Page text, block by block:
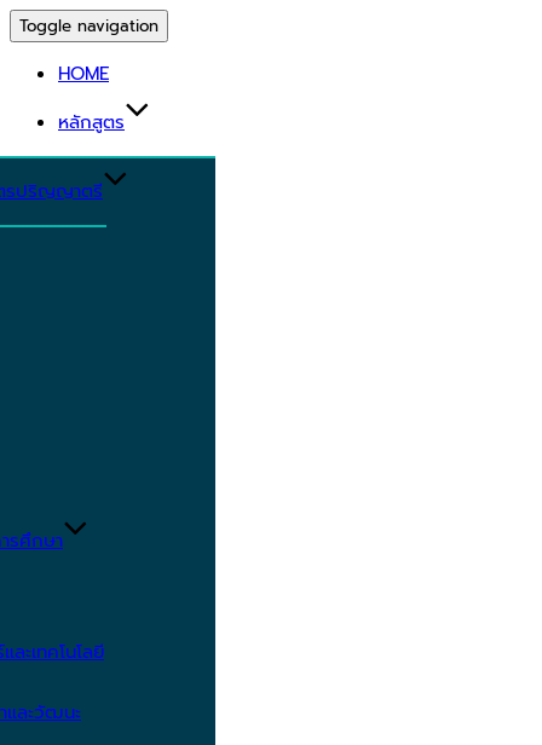
Toggle navigation
HOME
หลักสูตร
รปริญญาตรี
รศึกษา
ะเทคโนโลยี
และวัฒนะ